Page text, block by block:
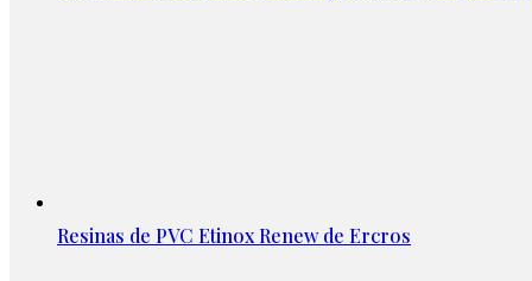
Resinas de PVC Etinox Renew de Ercros